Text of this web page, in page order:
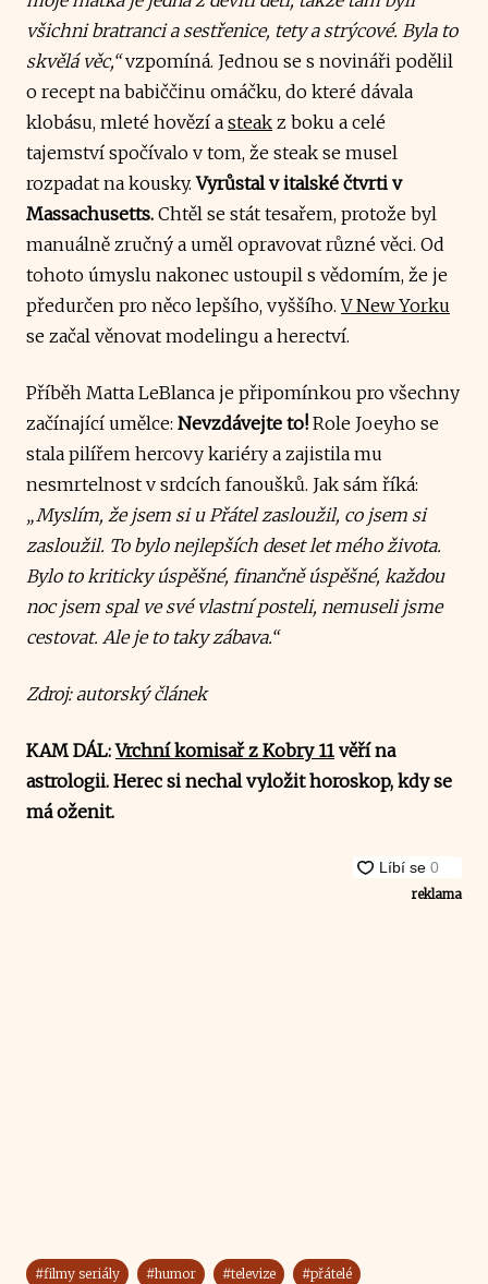
všichni bratranci a sestřenice, tety a strýcové. Byla to
skvělá věc,“vzpomíná. Jednou se s novináři podělil
o recept na babiččinu omáčku, do které dávala
klobásu, mleté hovězí a steak z boku a celé
tajemství spočívalo v tom, že steak se musel
rozpadat na kousky.Vyrůstal v italské čtvrti v
Massachusetts. Chtěl se stát tesařem, protože byl
manuálně zručný a uměl opravovat různé věci. Od
tohoto úmyslu nakonec ustoupil s vědomím, že je
předurčen pro něco lepšího, vyššího.V New Yorku
se začal věnovat modelingu a herectví.
Příběh Matta LeBlanca je připomínkou pro všechny
začínající umělce: Nevzdávejte to! Role Joeyho se
stala pilířem hercovy kariéry a zajistila mu
nesmrtelnost v srdcích fanoušků. Jak sám říká:
„Myslím, že jsem si u Přátel zasloužil, co jsem si
zasloužil. To bylo nejlepších deset let mého života.
Bylo to kriticky úspěšné, finančně úspěšné, každou
noc jsem spal ve své vlastní posteli, nemuseli jsme
cestovat. Ale je to taky zábava.“
Zdroj: autorský článek
KAM DÁL:Vrchní komisař z Kobry 11 věří na
astrologii. Herec si nechal vyložit horoskop, kdy se
má oženit.
reklama
#filmy seriály #humor #televize #přátelé